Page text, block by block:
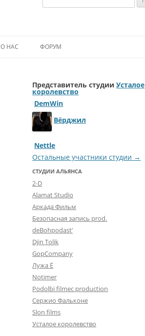
О НАС
ВСТУПЛЕНИЕ В АЛЬЯНС
ИСТОРИЯ АЛЬЯНСА
ФОРУМ
Представитель студииУсталое
королевство
DemWin
Вёрджил
Nettle
Остальные участники студии →
СТУДИИ АЛЬЯНСА
2-D
Alamat Studio
Аркада Фильм
Безопасная запись prod.
deBohpodast’
Djin Tolik
GopCompany
Лужа Ё
Notimer
Podolbi filmec production
Сержио Фальконе
Slon films
Усталое королевство